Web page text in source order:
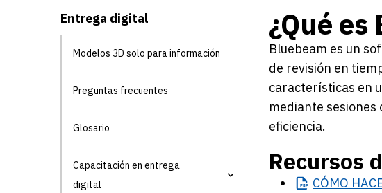
Entrega digital
Modelos 3D solo para información
Preguntas frecuentes
Glosario
Capacitación en entrega
digital
¿Qué
Bluebeam es un
de revisión en
características en
mediante
eficiencia.
Recursos
CÓMO